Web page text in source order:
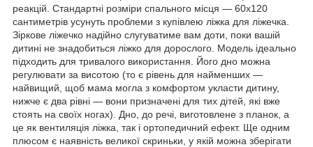
реакцій. Стандартні розміри спального місця — 60х120
сантиметрів усунуть проблеми з купівлею ліжка для ліжечка.
Зіркове ліжечко надійно слугуватиме вам доти, поки вашій
дитині не знадобиться ліжко для дорослого. Модель ідеально
підходить для тривалого використання. Його дно можна
регулювати за висотою (то є рівень для найменших —
найвищий, щоб мама могла з комфортом укласти дитину,
нижче є два рівні — вони призначені для тих дітей, які вже
стоять на своїх ногах). Дно, до речі, виготовлене з планок, а
це як вентиляція ліжка, так і ортопедичний ефект. Ще одним
плюсом є наявність великої скриньки, у якій можна зберігати